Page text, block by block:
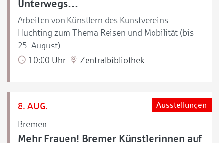
Unterwegs…
Arbeiten von Künstlern des Kunstvereins
Huchting zum Thema Reisen und Mobilität (bis
25. August)
10:00 Uhr
Zentralbibliothek
8. AUG.
Bremen
Ausstellungen
Mehr Frauen! Bremer Künstlerinnen auf